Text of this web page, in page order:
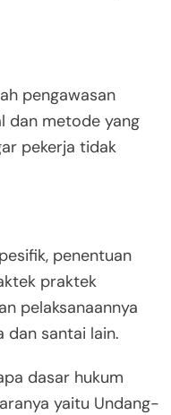
pengawasan
dan metode yang
pekerja tidak
penentuan
praktek
pelaksanaannya
dan santai lain.
dasar hukum
yaitu Undang-